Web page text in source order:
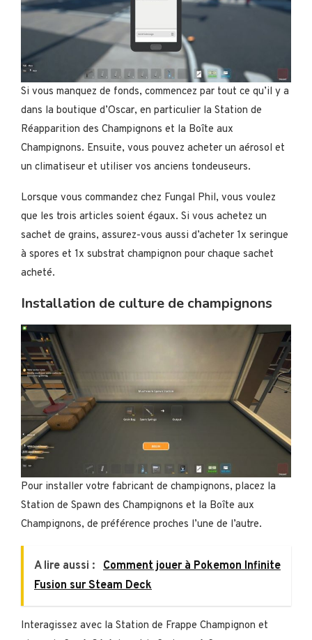
Si vous manquez de fonds, commencez par tout ce qu’il y a
dans la boutique d’Oscar, en particulier la Station de
Réapparition des Champignons et la Boîte aux
Champignons. Ensuite, vous pouvez acheter un aérosol et
un climatiseur et utiliser vos anciens tondeuseurs.
Lorsque vous commandez chez Fungal Phil, vous voulez
que les trois articles soient égaux. Si vous achetez un
sachet de grains, assurez-vous aussi d’acheter 1x seringue
à spores et 1x substrat champignon pour chaque sachet
acheté.
Installation de culture de champignons
Pour installer votre fabricant de champignons, placez la
Station de Spawn des Champignons et la Boîte aux
Champignons, de préférence proches l’une de l’autre.
A lire aussi :
Comment jouer à Pokemon Infinite
Fusion sur Steam Deck
Interagissez avec la Station de Frappe Champignon et